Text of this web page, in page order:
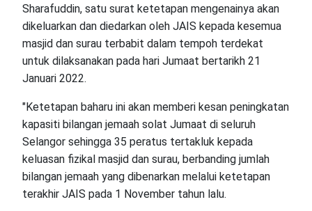
Sharafuddin, satu surat ketetapan mengenainya akan
dikeluarkan dan diedarkan oleh JAIS kepada kesemua
masjid dan surau terbabit dalam tempoh terdekat
untuk dilaksanakan pada hari Jumaat bertarikh 21
Januari 2022.
"Ketetapan baharu ini akan memberi kesan peningkatan
kapasiti bilangan jemaah solat Jumaat di seluruh
Selangor sehingga 35 peratus tertakluk kepada
keluasan fizikal masjid dan surau, berbanding jumlah
bilangan jemaah yang dibenarkan melalui ketetapan
terakhir JAIS pada 1 November tahun lalu.